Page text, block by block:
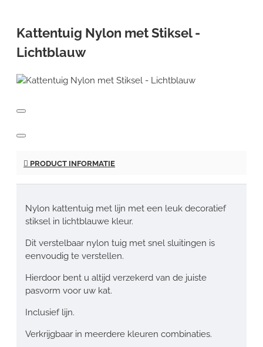
Kattentuig Nylon met Stiksel -
Lichtblauw
PRODUCT INFORMATIE
Nylon kattentuig met lijn met een leuk decoratief
stiksel in lichtblauwe kleur.
Dit verstelbaar nylon tuig met snel sluitingen is
eenvoudig te verstellen.
Hierdoor bent u altijd verzekerd van de juiste
pasvorm voor uw kat.
Inclusief lijn.
Verkrijgbaar in meerdere kleuren combinaties.